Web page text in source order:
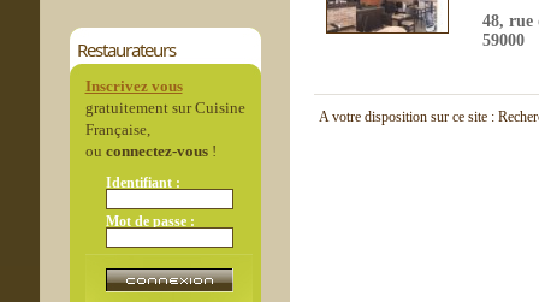
Restaurateurs
Inscrivez vous
gratuitement sur Cuisine
Française,
ou connectez-vous!
Identifiant :
Mot de passe :
48, rue
59000
A votre disposition sur ce site :